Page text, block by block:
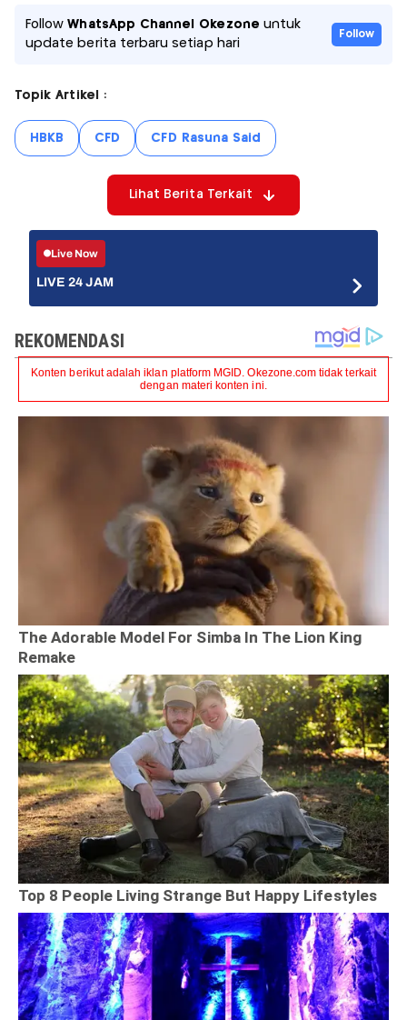
FollowWhatsApp Channel Okezone untuk
update berita terbaru setiap hari
Follow
Topik Artikel :
HBKB CFD CFD Rasuna Said
Lihat Berita Terkait
Live Now
LIVE 24 JAM